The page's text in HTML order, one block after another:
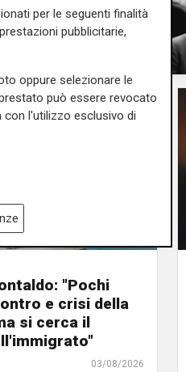
"Pochi
e crisi della
si cerca il
03/08/2026
per le seguenti finalità
pubblicitarie,
oppure selezionare le
può essere revocato
l'utilizzo esclusivo di